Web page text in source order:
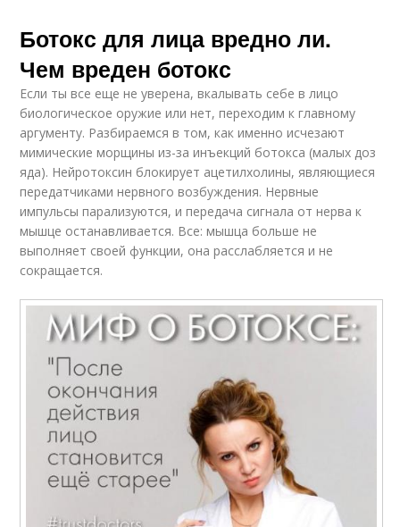
Ботокс для лица вредно ли.
Чем вреден ботокс
Если ты все еще не уверена, вкалывать себе в лицо
биологическое оружие или нет, переходим к главному
аргументу. Разбираемся в том, как именно исчезают
мимические морщины из-за инъекций ботокса (малых доз
яда). Нейротоксин блокирует ацетилхолины, являющиеся
передатчиками нервного возбуждения. Нервные
импульсы парализуются, и передача сигнала от нерва к
мышце останавливается. Все: мышца больше не
выполняет своей функции, она расслабляется и не
сокращается.